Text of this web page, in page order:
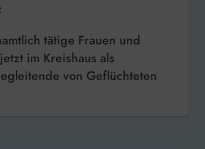
im Kreishaus als
von Geflüchteten